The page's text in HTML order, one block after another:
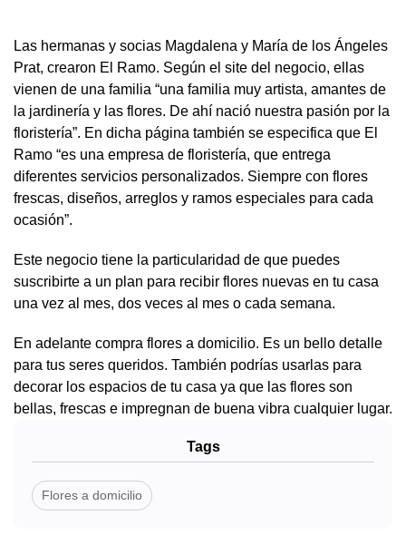
Las hermanas y socias Magdalena y María de los Ángeles
Prat, crearon El Ramo. Según el site del negocio, ellas
vienen de una familia “una familia muy artista, amantes de
la jardinería y las flores. De ahí nació nuestra pasión por la
floristería”. En dicha página también se especifica que El
Ramo “es una empresa de floristería, que entrega
diferentes servicios personalizados. Siempre con flores
frescas, diseños, arreglos y ramos especiales para cada
ocasión”.
Este negocio tiene la particularidad de que puedes
suscribirte a un plan para recibir flores nuevas en tu casa
una vez al mes, dos veces al mes o cada semana.
En adelante compra flores a domicilio. Es un bello detalle
para tus seres queridos. También podrías usarlas para
decorar los espacios de tu casa ya que las flores son
bellas, frescas e impregnan de buena vibra cualquier lugar.
Tags
Flores a domicilio